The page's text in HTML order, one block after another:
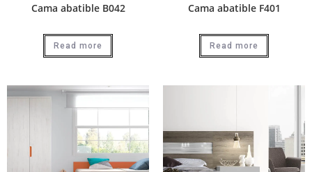
Cama abatible B042
Read more
Cama abatible F401
Read more